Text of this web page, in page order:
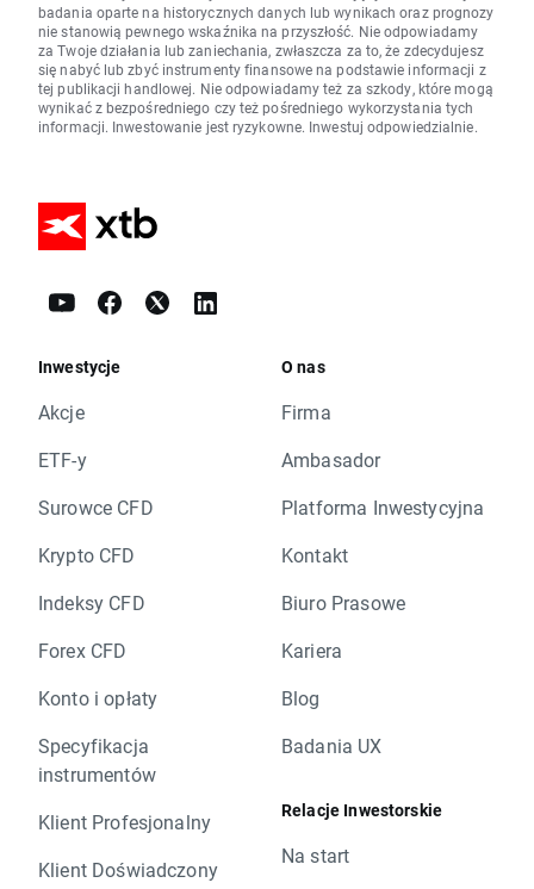
badania oparte na historycznych danych lub wynikach oraz prognozy
nie stanowią pewnego wskaźnika na przyszłość. Nie odpowiadamy
za Twoje działania lub zaniechania, zwłaszcza za to, że zdecydujesz
się nabyć lub zbyć instrumenty finansowe na podstawie informacji z
tej publikacji handlowej. Nie odpowiadamy też za szkody, które mogą
wynikać z bezpośredniego czy też pośredniego wykorzystania tych
informacji. Inwestowanie jest ryzykowne. Inwestuj odpowiedzialnie.
Inwestycje
Akcje
ETF-y
Surowce CFD
Krypto CFD
Indeksy CFD
Forex CFD
Konto i opłaty
Specyfikacja
instrumentów
Klient Profesjonalny
Klient Doświadczony
O nas
Firma
Ambasador
Platforma Inwestycyjna
Kontakt
Biuro Prasowe
Kariera
Blog
Badania UX
Relacje Inwestorskie
Na start